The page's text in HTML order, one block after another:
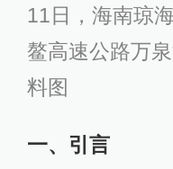
11日，海南琼
鳌高速公路万
料图
一、引言